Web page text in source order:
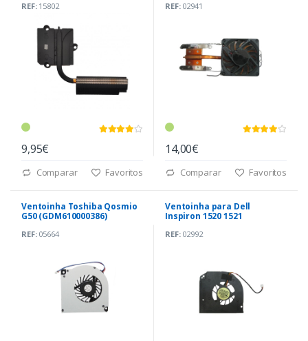
REF:15802
9,95€
Comparar Favoritos
REF:02941
14,00€
Comparar Favoritos
Ventoinha Toshiba Qosmio
G50 (GDM610000386)
REF:05664
Ventoinha para Dell
Inspiron 1520 1521
REF:02992